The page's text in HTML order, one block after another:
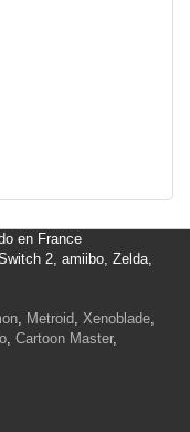
en France
2, amiibo, Zelda,
, Metroid, Xenoblade,
, Cartoon Master,